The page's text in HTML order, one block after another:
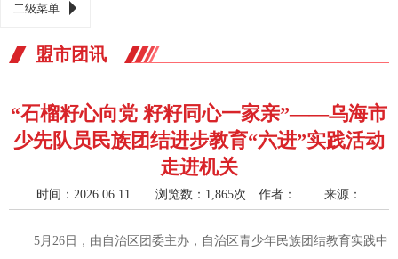
二级菜单
盟市团讯
“石榴籽心向党 籽籽同心一家亲”——乌海市
少先队员民族团结进步教育“六进”实践活动
走进机关
时间：2026.06.11 浏览数：1,865次 作者： 来源：
5月26日，由自治区团委主办，自治区青少年民族团结教育实践中